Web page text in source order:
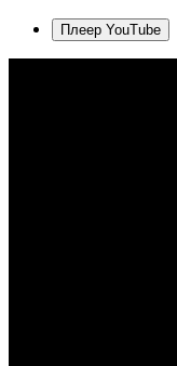
Плеер YouTube